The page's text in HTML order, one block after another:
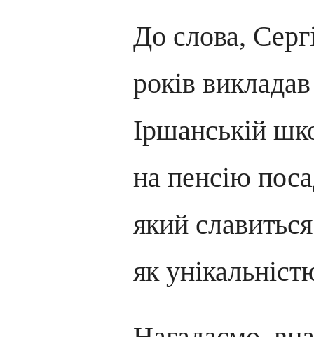
До слова,
років
Іршанській
на пенсію
який
як